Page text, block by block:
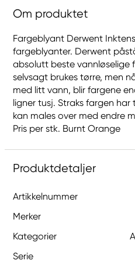
Om produktet
Fargeblyant Derwent
fargeblyanter. Derwent
absolutt beste vannløselige
selvsagt brukes tørre, men
med litt vann, blir fargene
ligner tusj. Straks fargen
kan males over med endre
Pris per stk. Burnt Orange
Produktdetaljer
Artikkelnummer
Merker
Kategorier
Serie